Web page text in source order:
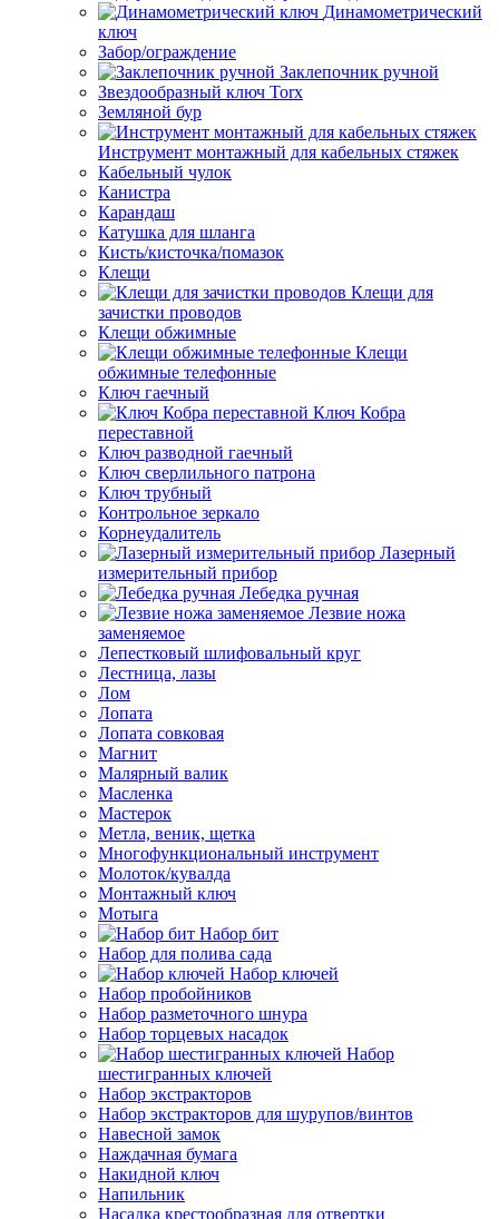
Динамометрический
ключ
Забор/ограждение
Заклепочник ручной
Звездообразный ключ Torx
Земляной бур
Инструмент монтажный для кабельных стяжек
Кабельный чулок
Канистра
Карандаш
Катушка для шланга
Кисть/кисточка/помазок
Клещи
Клещи для
зачистки проводов
Клещи обжимные
Клещи
обжимные телефонные
Ключ гаечный
Ключ Кобра
переставной
Ключ разводной гаечный
Ключ сверлильного патрона
Ключ трубный
Контрольное зеркало
Корнеудалитель
Лазерный
измерительный прибор
Лебедка ручная
Лезвие ножа
заменяемое
Лепестковый шлифовальный круг
Лестница, лазы
Лом
Лопата
Лопата совковая
Магнит
Малярный валик
Масленка
Мастерок
Метла, веник, щетка
Многофункциональный инструмент
Молоток/кувалда
Монтажный ключ
Мотыга
Набор бит
Набор для полива сада
Набор ключей
Набор пробойников
Набор разметочного шнура
Набор торцевых насадок
Набор
шестигранных ключей
Набор экстракторов
Набор экстракторов для шурупов/винтов
Навесной замок
Наждачная бумага
Накидной ключ
Напильник
Насадка крестообразная для отвертки